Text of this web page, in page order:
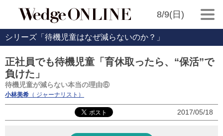
8/9(日)
シリーズ「待機児童はなぜ減らないのか？」
正社員でも待機児童「育休取ったら、“保活”で
負けた」
待機児童が減らない本当の理由⑥
小林美希 （ ジャーナリスト）
2017/05/18